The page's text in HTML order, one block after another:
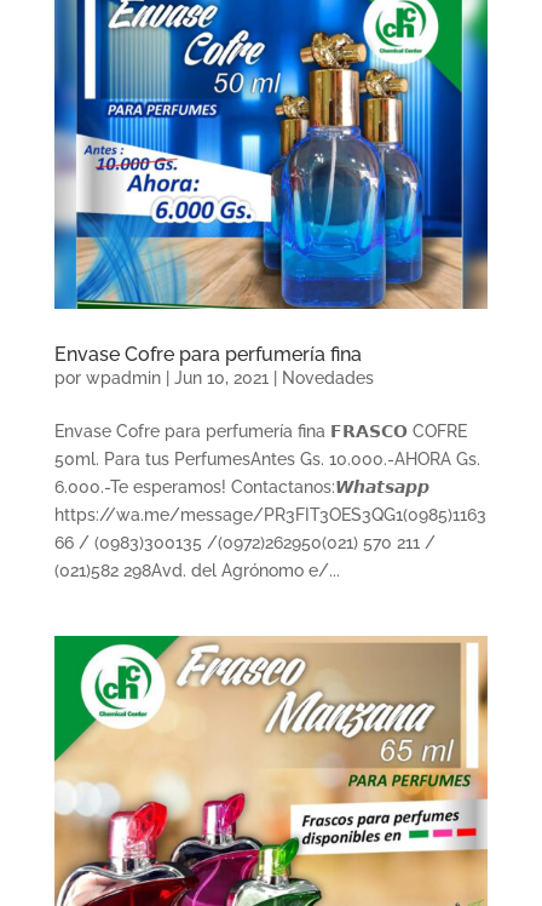
Envase Cofre para perfumería fina
por wpadmin| Jun 10, 2021| Novedades
Envase Cofre para perfumería fina 𝗙𝗥𝗔𝗦𝗖𝗢 COFRE
50ml. Para tus PerfumesAntes Gs. 10.000.-AHORA Gs.
6.000.-Te esperamos! Contactanos:𝙒𝙝𝙖𝙩𝙨𝙖𝙥𝙥
https://wa.me/message/PR3FIT3OES3QG1(0985)1163
66 / (0983)300135 /(0972)262950(021) 570 211 /
(021)582 298Avd. del Agrónomo e/...